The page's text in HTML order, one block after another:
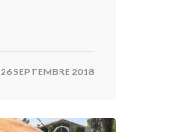
26 SEPTEMBRE 2018